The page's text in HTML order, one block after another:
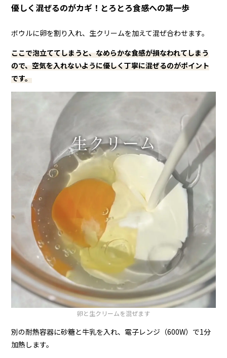
優しく混ぜるのがカギ！とろとろ食感への第一歩
ボウルに卵を割り入れ、生クリームを加えて混ぜ合わせます。
ここで泡立ててしまうと、なめらかな食感が損なわれてしまう
ので、空気を入れないように優しく丁寧に混ぜるのがポイント
です。
卵と生クリームを混ぜます
別の耐熱容器に砂糖と牛乳を入れ、電子レンジ（600W）で1分
加熱します。